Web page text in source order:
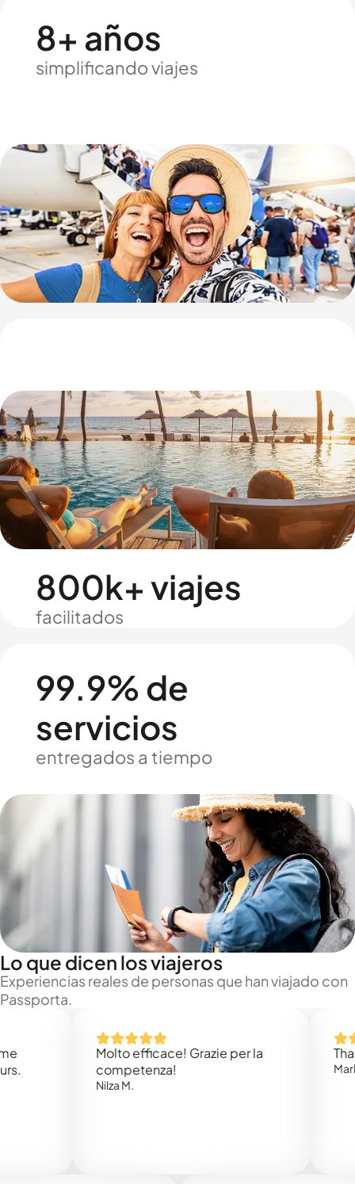
8+ años
simplificando viajes
800k+ viajes
facilitados
99.9% de
servicios
entregados a tiempo
Lo que dicen los viajeros
Experiencias reales de personas que han viajado con
Passporta.
Molto efficace! Grazie per la
competenza!
Nilza M.
Thank
Mark N.